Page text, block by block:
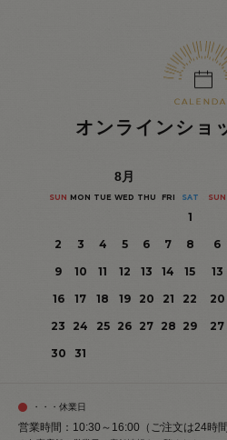
オンラインショ
8月
SUN MON TUE WED THU FRI SAT
1
2
3 4 5 6 7
8
9
10 11 12 13 14
15
16
17 18 19 20 21
22
23
24 25 26 27 28 29
30
31
SUN
6
13
20
27
・・・休業日
営業時間：10:30～16:00（ご注文は24時間